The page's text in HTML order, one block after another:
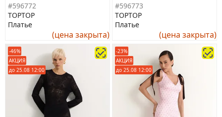
#596772
TOPTOP
Платье
(цена закрыта)
#596773
TOPTOP
Платье
(цена закрыта)
-46%
АКЦИЯ
до 25.08 12:00
-23%
АКЦИЯ
до 25.08 12:00